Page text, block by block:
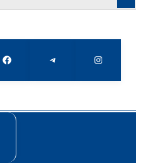
Facebook Telegram Instagram